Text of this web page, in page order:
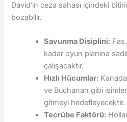
David’in ceza sahası içindeki
bozabilir.
Savunma Disiplini:
kadar oyun planına
çalışacaktır.
Hızlı Hücumlar:
ve Buchanan gibi
gitmeyi hedefleyecektir.
Tecrübe Faktörü: